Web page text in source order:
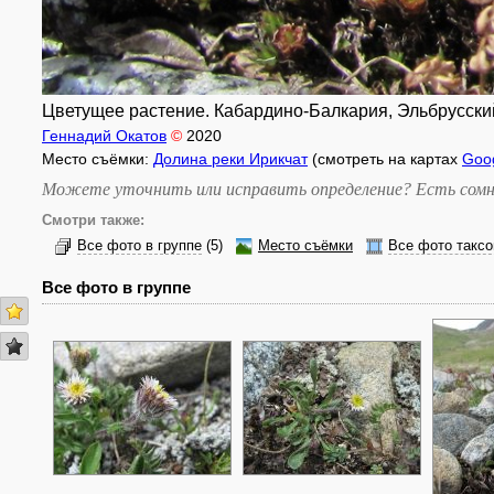
Цветущее растение. Кабардино-Балкария,
Геннадий Окатов © 2020
Место съёмки: Долина реки Ирикчат(смотреть на картах
Можете уточнить или исправить определение? Есть
Смотри также:
Все фото в группе (5) Место съёмки Все фото
Все фото в группе